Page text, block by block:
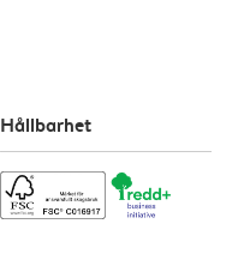
Hållbarhet